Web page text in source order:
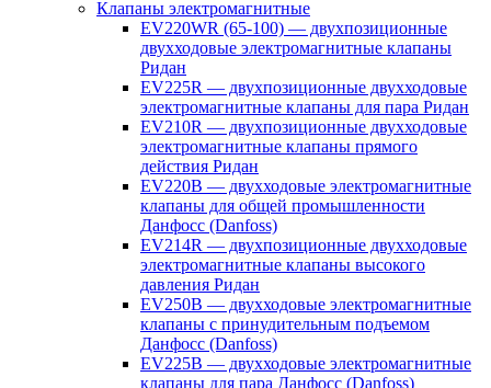
Клапаны электромагнитные
EV220WR (65-100) — двухпозиционные
двухходовые электромагнитные клапаны
Ридан
EV225R — двухпозиционные двухходовые
электромагнитные клапаны для пара Ридан
EV210R — двухпозиционные двухходовые
электромагнитные клапаны прямого
действия Ридан
EV220B — двухходовые электромагнитные
клапаны для общей промышленности
Данфосс (Danfoss)
EV214R — двухпозиционные двухходовые
электромагнитные клапаны высокого
давления Ридан
EV250B — двухходовые электромагнитные
клапаны с принудительным подъемом
Данфосс (Danfoss)
EV225B — двухходовые электромагнитные
клапаны для пара Данфосс (Danfoss)